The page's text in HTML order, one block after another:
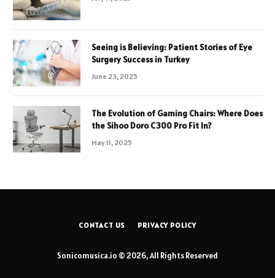
Seeing is Believing: Patient Stories of Eye
Surgery Success in Turkey
June 23, 2025
The Evolution of Gaming Chairs: Where Does
the Sihoo Doro C300 Pro Fit In?
May 11, 2025
CONTACT US PRIVACY POLICY
Sonicomusica.io © 2026, All Rights Reserved